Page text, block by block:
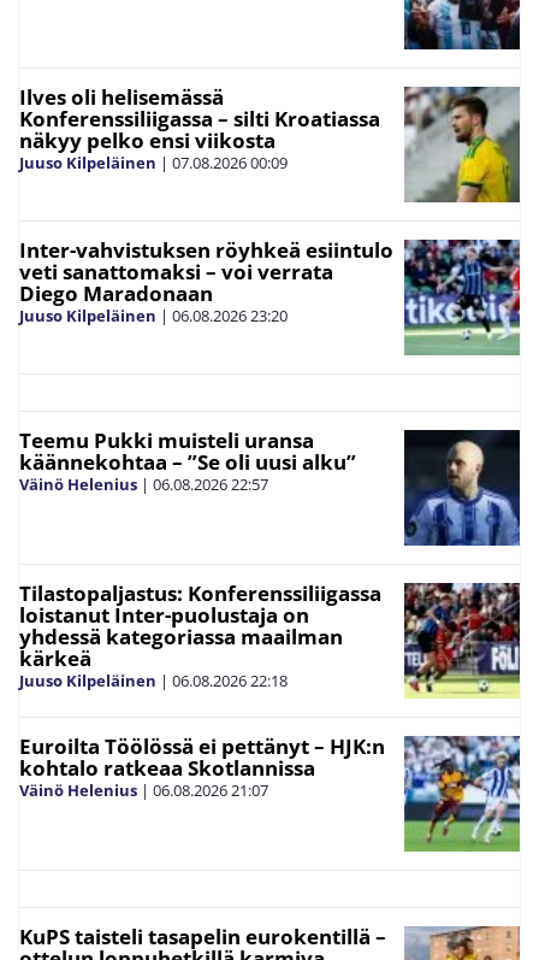
Ilves oli helisemässä
Konferenssiliigassa – silti Kroatiassa
näkyy pelko ensi viikosta
Juuso Kilpeläinen | 07.08.202600:09
Inter-vahvistuksen röyhkeä esiintulo
veti sanattomaksi – voi verrata
Diego Maradonaan
Juuso Kilpeläinen | 06.08.202623:20
Teemu Pukki muisteli uransa
käännekohtaa – ”Se oli uusi alku”
Väinö Helenius | 06.08.202622:57
Tilastopaljastus: Konferenssiliigassa
loistanut Inter-puolustaja on
yhdessä kategoriassa maailman
kärkeä
Juuso Kilpeläinen | 06.08.202622:18
Euroilta Töölössä ei pettänyt – HJK:n
kohtalo ratkeaa Skotlannissa
Väinö Helenius | 06.08.202621:07
KuPS taisteli tasapelin eurokentillä –